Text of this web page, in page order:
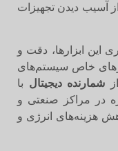
دیدن تجهیزات
ابزارها، دقت و
خاص سیستم‌های
شمارنده دیجیتالبا
در مراکز صنعتی و
انرژی و